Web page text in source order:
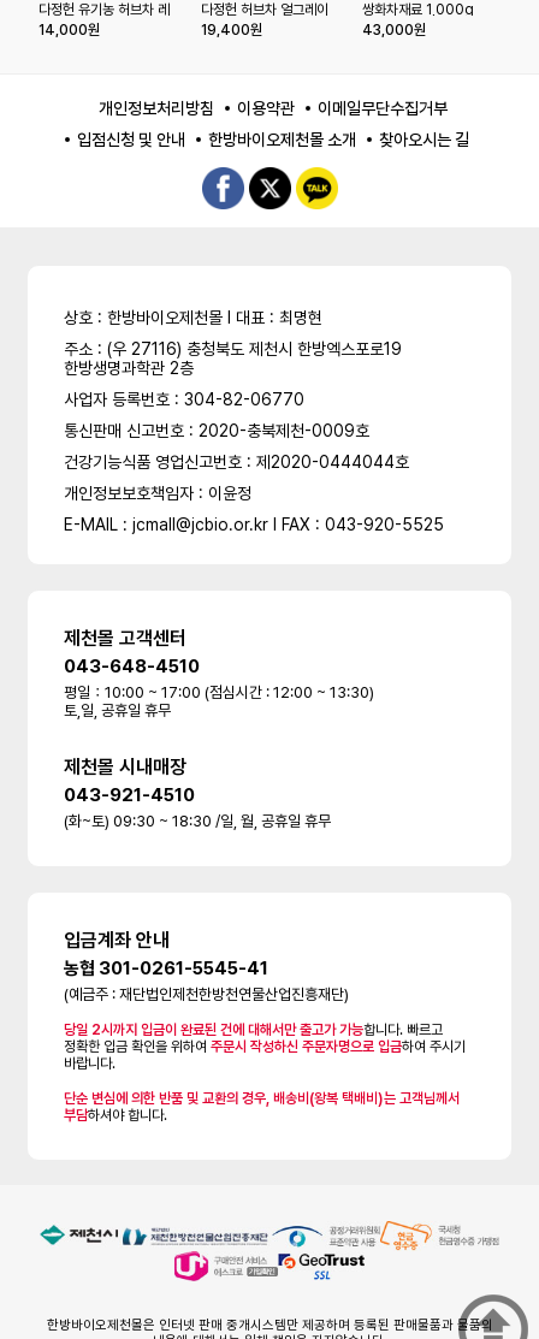
다정헌 유기농 허브차 레
몬밤 20티백+20티백
14,000원
다정헌 허브차 얼그레이
50티백+50티백
19,400원
쌍화차재료 1,000g
43,000원
개인정보처리방침 이용약관
이메일무단수집거부
입점신청 및 안내
한방바이오제천몰 소개 찾아오시는 길
상호 : 한방바이오제천몰 l 대표 : 최명현
주소 : (우 27116) 충청북도 제천시 한방엑스포로19
한방생명과학관 2층
사업자 등록번호 : 304-82-06770
통신판매 신고번호 : 2020-충북제천-0009호
건강기능식품 영업신고번호 : 제2020-0444044호
개인정보보호책임자 : 이윤정
E-MAIL : jcmall@jcbio.or.kr l FAX : 043-920-5525
제천몰 고객센터
043-648-4510
평일：10:00 ~ 17:00 (점심시간 : 12:00 ~ 13:30)
토,일, 공휴일 휴무
제천몰 시내매장
043-921-4510
(화~토) 09:30 ~ 18:30 /일, 월, 공휴일 휴무
입금계좌 안내
농협 301-0261-5545-41
(예금주 : 재단법인제천한방천연물산업진흥재단)
당일 2시까지 입금이 완료된 건에 대해서만 출고가 가능합니다. 빠르고
정확한 입금 확인을 위하여주문시 작성하신 주문자명으로 입금하여 주시기
바랍니다.
단순 변심에 의한 반품 및 교환의 경우, 배송비(왕복 택배비)는 고객님께서
부담하셔야 합니다.
한방바이오제천몰은 인터넷 판매 중개시스템만 제공하며 등록된 판매물품과 물품의